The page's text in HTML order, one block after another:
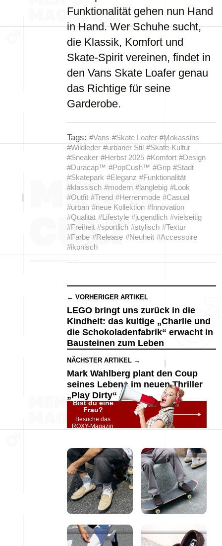
Funktionalität gehen nun Hand
in Hand. Wer Schuhe sucht,
die Klassik, Komfort und
Skate-Spirit vereinen, findet in
den Vans Skate Loafer genau
das Richtige für seine
Garderobe.
Tags: #Vans #Skate Loafer #Mokassins
#Wildleder #urbaner Stil #Skate-Kultur
#Sneaker #Herbst 2025 #Komfort #Design
#Duracap™ #PopCush™ #Grip #Stadt
#Skatepark #Eleganz #Funktionalität
#klassisch #modern #langlebig #Look
#Outfit #Trend #Herrenmode #Casual
#urban #neue Kollektion #Innovation
#Qualität #Lifestyle #jugendlich #vielseitig
#Freiheit #sportlich #stylisch #Textur
#Farbe #Release #Neuheit #Accessoire
#ikonisch
← VORHERIGER ARTIKEL
LEGO bringt uns zurück in die
Kindheit: das kultige „Charlie und
die Schokoladenfabrik“ erwacht in
Bausteinen zum Leben
NÄCHSTER ARTIKEL →
Mark Wahlberg plant den Coup
seines Lebens im neuen Thriller
„Play Dirty“
Bist du eine
Frau?
Besuche das
ROXY-Magazin